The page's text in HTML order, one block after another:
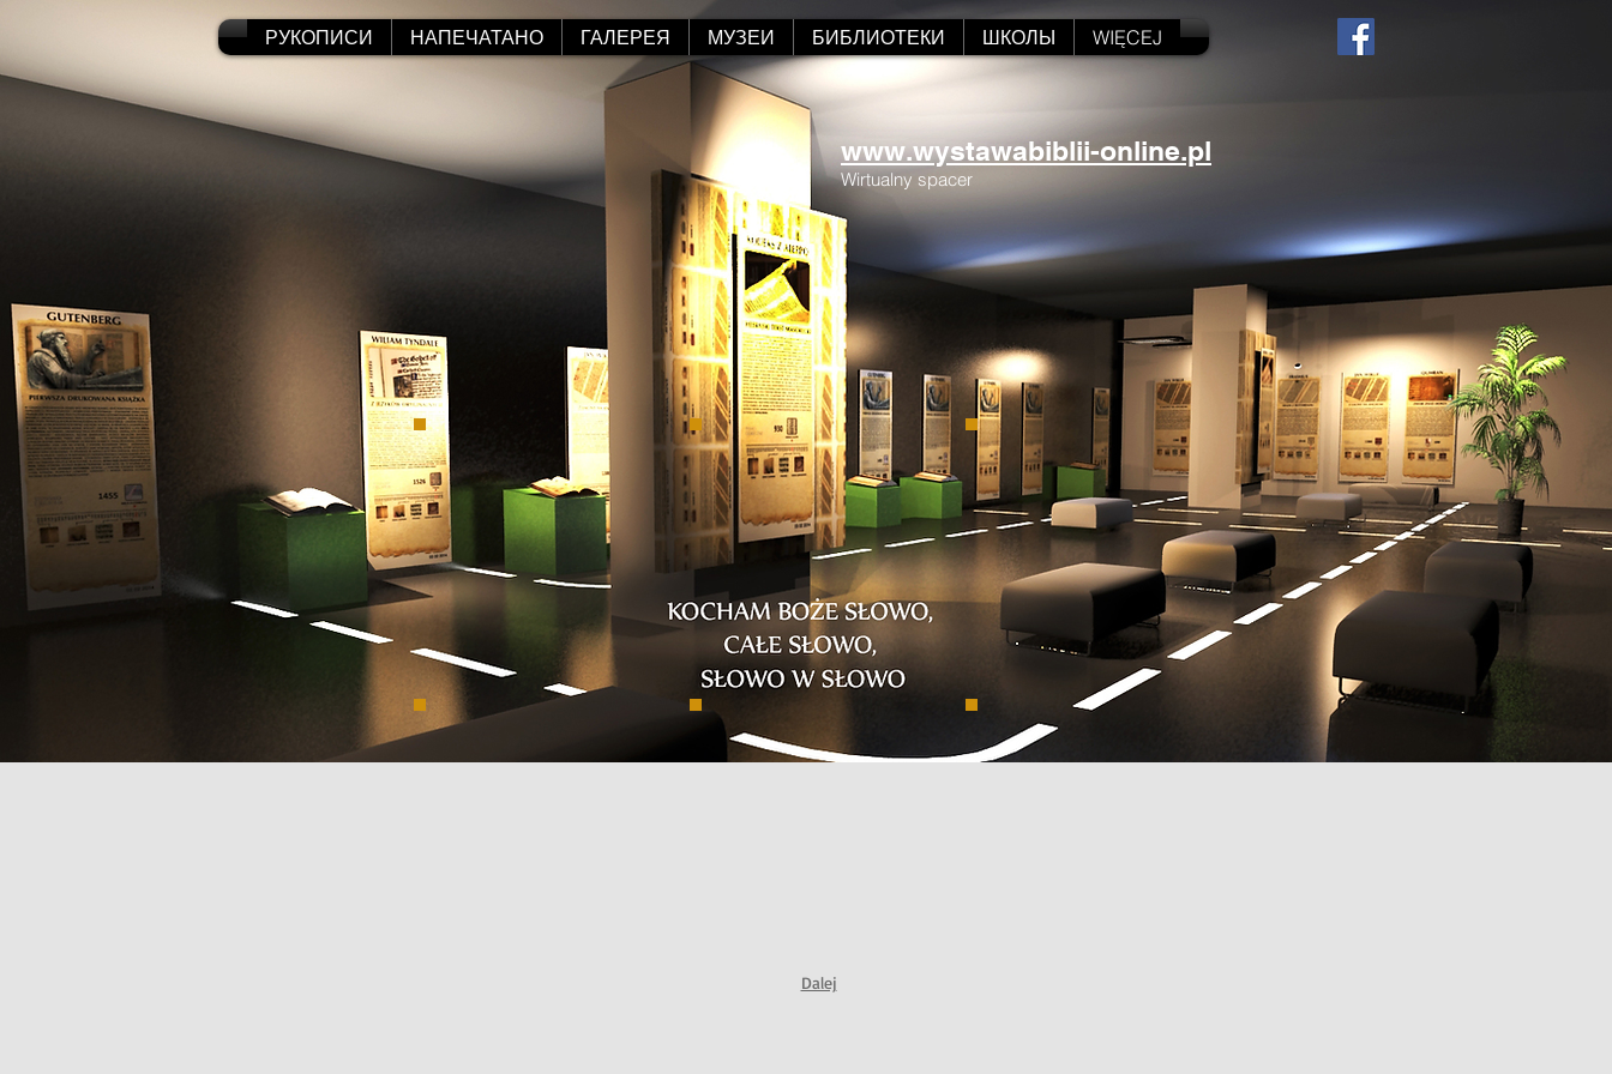
www.wystawabiblii-online.pl
Wirtualny spacer
Dalej
РУКОПИСИ НАПЕЧАТАНО ГАЛЕРЕЯ МУЗЕИ БИБЛИОТЕКИ ШКОЛЫ WIĘCEJ